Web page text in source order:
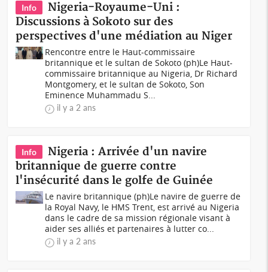
Info
Nigeria-Royaume-Uni :
Discussions à Sokoto sur des
perspectives d'une médiation au Niger
Rencontre entre le Haut-commissaire
britannique et le sultan de Sokoto (ph)Le Haut-
commissaire britannique au Nigeria, Dr Richard
Montgomery, et le sultan de Sokoto, Son
Eminence Muhammadu S...
il y a 2 ans
Info
Nigeria : Arrivée d'un navire
britannique de guerre contre
l'insécurité dans le golfe de Guinée
Le navire britannique (ph)Le navire de guerre de
la Royal Navy, le HMS Trent, est arrivé au Nigeria
dans le cadre de sa mission régionale visant à
aider ses alliés et partenaires à lutter co...
il y a 2 ans